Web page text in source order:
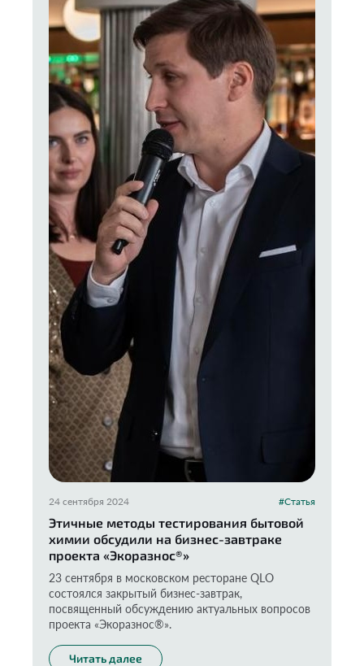
24 сентября 2024 #Статья
Этичные методы тестирования бытовой
химии обсудили на бизнес-завтраке
проекта «Экоразнос®️»
23 сентября в московском ресторане QLO
состоялся закрытый бизнес-завтрак,
посвященный обсуждению актуальных вопросов
проекта «Экоразнос®️».
Читать далее